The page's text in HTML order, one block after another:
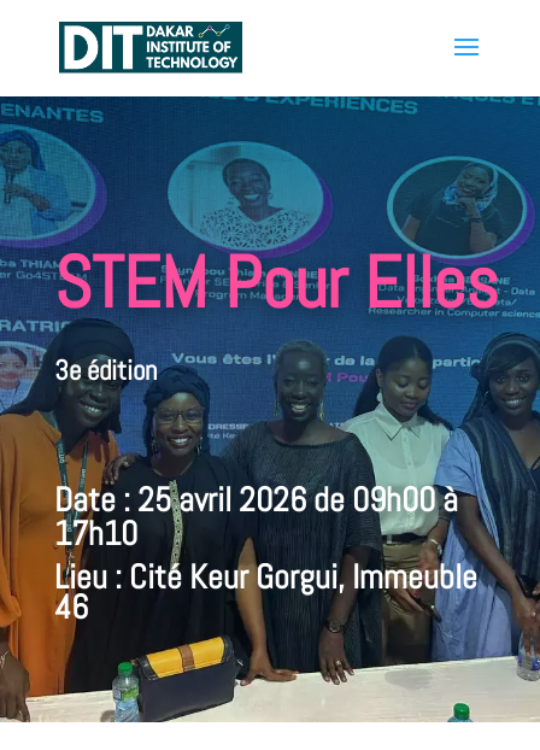
STEM Pour Elles
3e édition
Date : 25 avril 2026 de 09h00 à
17h10
Lieu : Cité Keur Gorgui, Immeuble
46